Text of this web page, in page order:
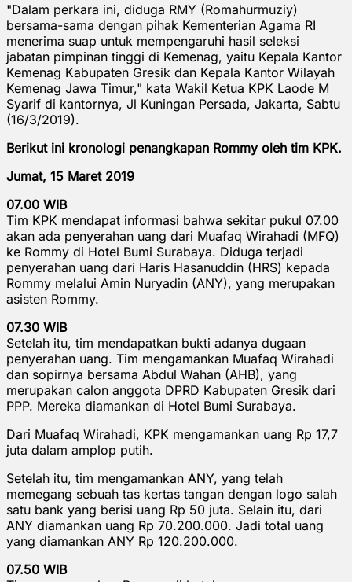
"Dalam perkara ini, diduga RMY (Romahurmuziy)
bersama-sama dengan pihak Kementerian Agama RI
menerima suap untuk mempengaruhi hasil seleksi
jabatan pimpinan tinggi di Kemenag, yaitu Kepala Kantor
Kemenag Kabupaten Gresik dan Kepala Kantor Wilayah
Kemenag Jawa Timur," kata Wakil Ketua KPK Laode M
Syarif di kantornya, Jl Kuningan Persada, Jakarta, Sabtu
(16/3/2019).
Berikut ini kronologi penangkapan Rommy oleh tim KPK.
Jumat, 15 Maret 2019
07.00 WIB
Tim KPK mendapat informasi bahwa sekitar pukul 07.00
akan ada penyerahan uang dari Muafaq Wirahadi (MFQ)
ke Rommy di Hotel Bumi Surabaya. Diduga terjadi
penyerahan uang dari Haris Hasanuddin (HRS) kepada
Rommy melalui Amin Nuryadin (ANY), yang merupakan
asisten Rommy.
07.30 WIB
Setelah itu, tim mendapatkan bukti adanya dugaan
penyerahan uang. Tim mengamankan Muafaq Wirahadi
dan sopirnya bersama Abdul Wahan (AHB), yang
merupakan calon anggota DPRD Kabupaten Gresik dari
PPP. Mereka diamankan di Hotel Bumi Surabaya.
Dari Muafaq Wirahadi, KPK mengamankan uang Rp 17,7
juta dalam amplop putih.
Setelah itu, tim mengamankan ANY, yang telah
memegang sebuah tas kertas tangan dengan logo salah
satu bank yang berisi uang Rp 50 juta. Selain itu, dari
ANY diamankan uang Rp 70.200.000. Jadi total uang
yang diamankan ANY Rp 120.200.000.
07.50 WIB